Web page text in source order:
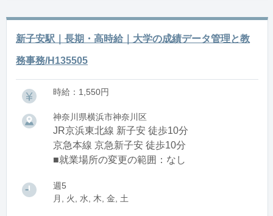
新子安駅｜長期・高時給｜大学の成績データ管理と教
務事務/H135505
時給：1,550円
神奈川県横浜市神奈川区
JR京浜東北線 新子安 徒歩10分
京急本線 京急新子安 徒歩10分
■就業場所の変更の範囲：なし
週5
月, 火, 水, 木, 金, 土